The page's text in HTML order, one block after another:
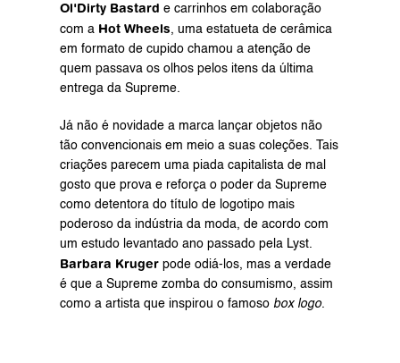
Ol'Dirty Bastard e carrinhos em colaboração
com a Hot Wheels, uma estatueta de cerâmica
em formato de cupido chamou a atenção de
quem passava os olhos pelos itens da última
entrega da Supreme.
Já não é novidade a marca lançar objetos não
tão convencionais em meio a suas coleções. Tais
criações parecem uma piada capitalista de mal
gosto que prova e reforça o poder da Supreme
como detentora do título de logotipo mais
poderoso da indústria da moda, de acordo com
um estudo levantado ano passado pela Lyst
Barbara Kruger pode odiá-los, mas a verdade
é que a Supreme zomba do consumismo, assim
como a artista que inspirou o famoso box logo.